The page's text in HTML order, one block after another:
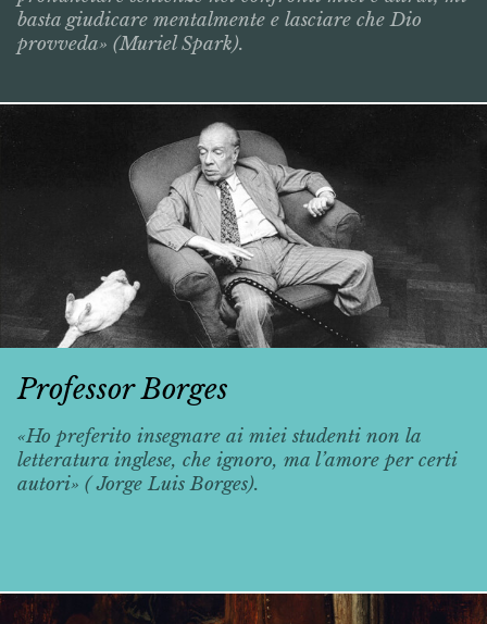
basta giudicare mentalmente e lasciare che Dio
provveda» (Muriel Spark).
Professor Borges
«Ho preferito insegnare ai miei studenti non la
letteratura inglese, che ignoro, ma l’amore per certi
autori» ( Jorge Luis Borges).